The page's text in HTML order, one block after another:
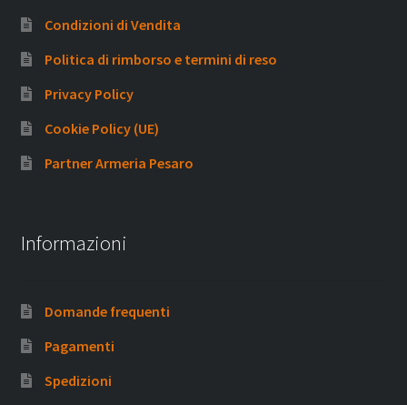
Condizioni di Vendita
Politica di rimborso e termini di reso
Privacy Policy
Cookie Policy (UE)
Partner Armeria Pesaro
Informazioni
Domande frequenti
Pagamenti
Spedizioni